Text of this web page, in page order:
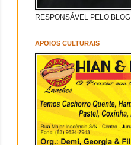
RESPONSÁVEL PELO BLOG
APOIOS CULTURAIS